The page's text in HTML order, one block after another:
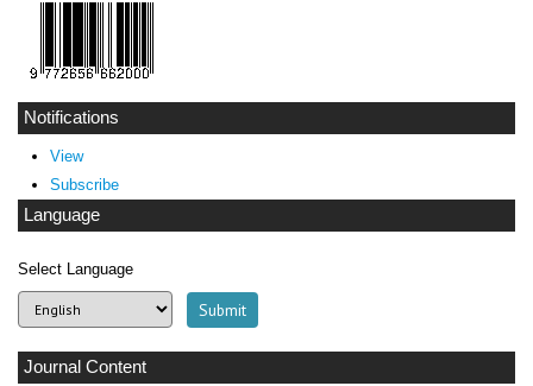
Notifications
View
Subscribe
Language
Select Language
Journal Content